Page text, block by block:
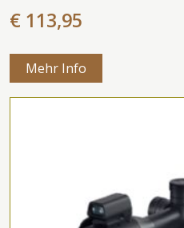
€ 113,95
Mehr Info